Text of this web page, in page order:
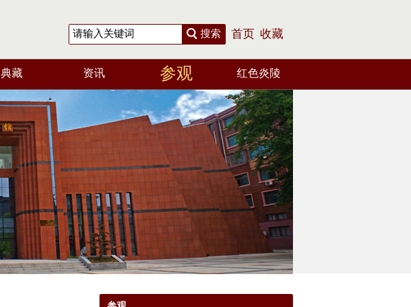
搜索 首页 收藏
典藏 资讯 参观 红色炎陵